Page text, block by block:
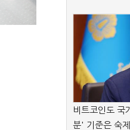
비트코인도 국
분' 기준은 숙제